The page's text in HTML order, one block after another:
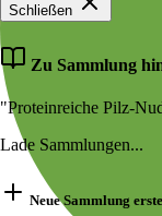
Schließen
Zu Sammlung
"Proteinreiche Pilz-
Lade Sammlungen...
Neue Sammlung